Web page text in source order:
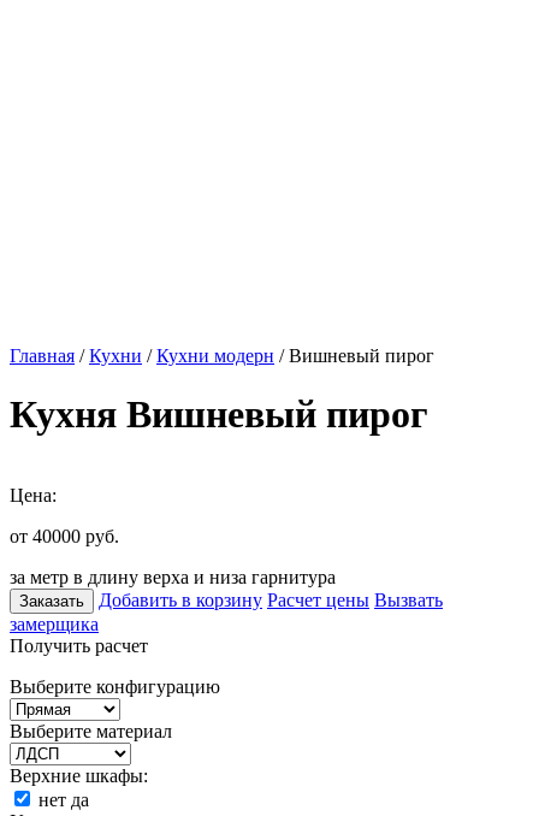
Главная /Кухни /Кухни модерн / Вишневый пирог
Кухня Вишневый пирог
Цена:
от 40000 руб.
за метр в длину верха и низа гарнитура
Заказать Добавить в корзину Расчет цены Вызвать
замерщика
Получить расчет
Выберите конфигурацию
Выберите материал
Верхние шкафы:
нет да